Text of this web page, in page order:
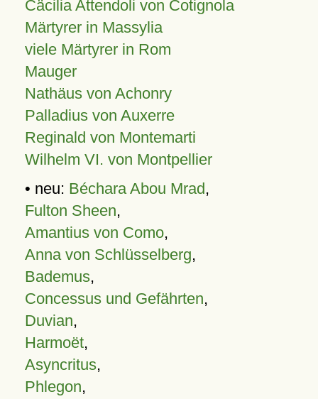
Cäcilia Attendoli von Cotignola
Märtyrer in Massylia
viele Märtyrer in Rom
Mauger
Nathäus von Achonry
Palladius von Auxerre
Reginald von Montemarti
Wilhelm VI. von Montpellier
• neu: Béchara Abou Mrad,
Fulton Sheen,
Amantius von Como,
Anna von Schlüsselberg,
Bademus,
Concessus und Gefährten,
Duvian,
Harmoët,
Asyncritus,
Phlegon,